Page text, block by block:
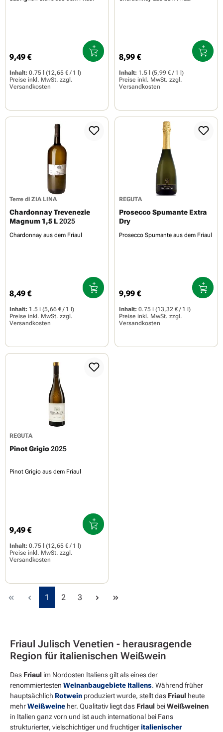
Regulärer Preis:
9,49 €
Inhalt: 0.75 l
(12,65 € / 1 l)
Preise inkl. MwSt. zzgl.
Versandkosten
Regulärer Preis:
8,99 €
Inhalt: 1.5 l
(5,99 € / 1 l)
Preise inkl. MwSt. zzgl.
Versandkosten
Terre di ZIA LINA
Chardonnay Trevenezie
Magnum 1,5 L2025
Chardonnay aus dem Friaul
Regulärer Preis:
8,49 €
Inhalt: 1.5 l
(5,66 € / 1 l)
Preise inkl. MwSt. zzgl.
Versandkosten
REGUTA
Prosecco Spumante Extra
Dry
Prosecco Spumante aus dem Friaul
Regulärer Preis:
9,99 €
Inhalt: 0.75 l
(13,32 € / 1 l)
Preise inkl. MwSt. zzgl.
Versandkosten
REGUTA
Pinot Grigio2025
Pinot Grigio aus dem Friaul
Regulärer Preis:
9,49 €
Inhalt: 0.75 l
(12,65 € / 1 l)
Preise inkl. MwSt. zzgl.
Versandkosten
Seite
1 Seite
2 Seite
3
Friaul Julisch Venetien - herausragende
Region für italienischen Weißwein
Das Friaul im Nordosten Italiens gilt als eines der
renommiertesten Weinanbaugebiete Italiens. Während früher
hauptsächlich Rotwein produziert wurde, stellt das Friaul heute
mehrWeißweine her. Qualitativ liegt das Friaul beiWeißweinen
in Italien ganz vorn und ist auch international bei Fans
strukturierter, vielschichtiger und fruchtigeritalienischer